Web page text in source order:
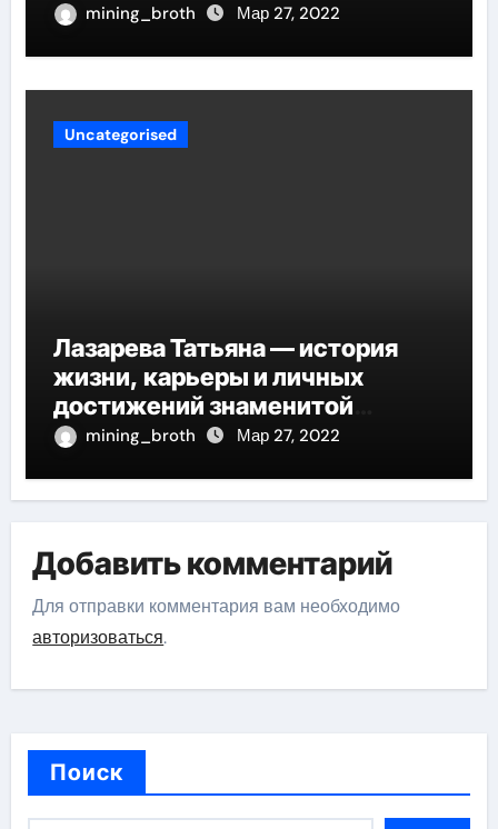
mining_broth Мар 27, 2022
Uncategorised
Лазарева Татьяна — история
жизни, карьеры и личных
достижений знаменитой
актрисы, восходящей на олимп
mining_broth Мар 27, 2022
Добавить комментарий
Для отправки комментария вам необходимо
авторизоваться.
Поиск